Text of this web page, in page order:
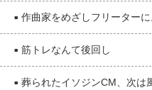
■ 作曲家をめざしフリーター
■ 筋トレなんて後回し
■ 葬られたイソジンCM、次は